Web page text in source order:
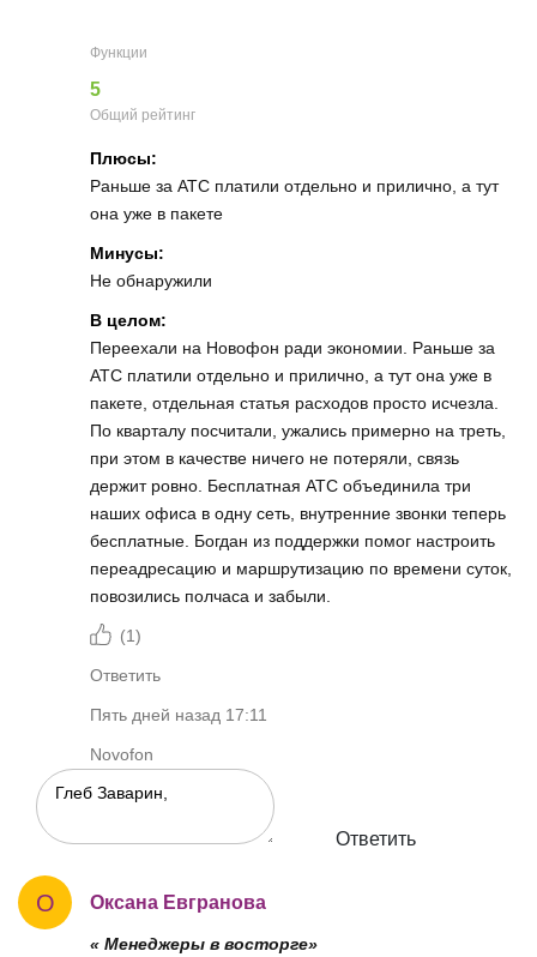
Функции
5
Общий рейтинг
Плюсы:
Раньше за АТС платили отдельно и прилично, а тут
она уже в пакете
Минусы:
Не обнаружили
В целом:
Переехали на Новофон ради экономии. Раньше за
АТС платили отдельно и прилично, а тут она уже в
пакете, отдельная статья расходов просто исчезла.
По кварталу посчитали, ужались примерно на треть,
при этом в качестве ничего не потеряли, связь
держит ровно. Бесплатная АТС объединила три
наших офиса в одну сеть, внутренние звонки теперь
бесплатные. Богдан из поддержки помог настроить
переадресацию и маршрутизацию по времени суток,
повозились полчаса и забыли.
(1)
Ответить
Пять дней назад 17:11
Novofon
Ответить
О Оксана Евгранова
« Менеджеры в восторге»